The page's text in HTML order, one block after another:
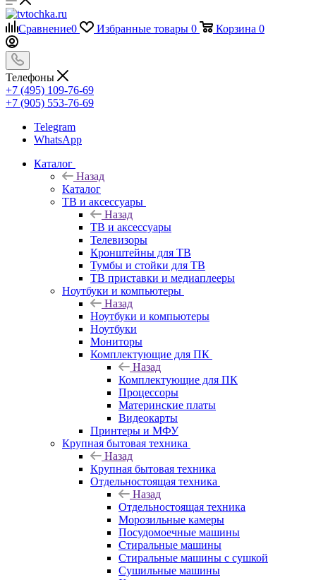
Сравнение0 Избранные товары 0 Корзина 0
Телефоны
+7 (495) 109-76-69
+7 (905) 553-76-69
Telegram
WhatsApp
Каталог
Назад
Каталог
ТВ и аксессуары
Назад
ТВ и аксессуары
Телевизоры
Кронштейны для ТВ
Тумбы и стойки для ТВ
ТВ приставки и медиаплееры
Ноутбуки и компьютеры
Назад
Ноутбуки и компьютеры
Ноутбуки
Мониторы
Комплектующие для ПК
Назад
Комплектующие для ПК
Процессоры
Материнские платы
Видеокарты
Принтеры и МФУ
Крупная бытовая техника
Назад
Крупная бытовая техника
Отдельностоящая техника
Назад
Отдельностоящая техника
Морозильные камеры
Посудомоечные машины
Стиральные машины
Стиральные машины с сушкой
Сушильные машины